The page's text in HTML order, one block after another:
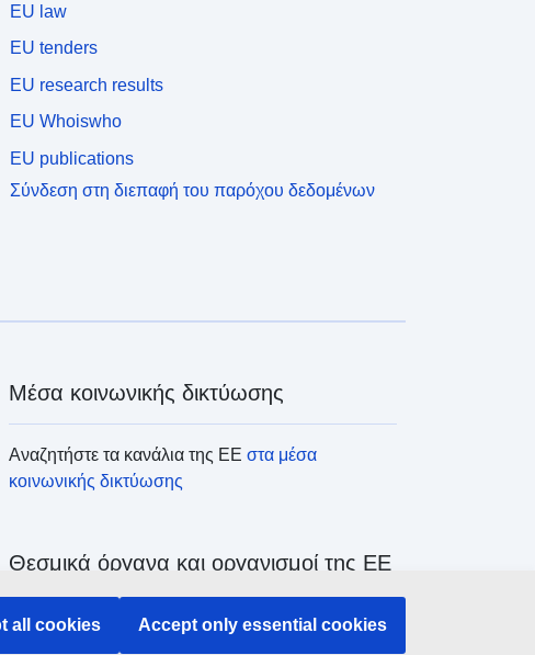
EU law
EU tenders
EU research results
EU Whoiswho
EU publications
Σύνδεση στη διεπαφή του παρόχου δεδομένων
Μέσα κοινωνικής δικτύωσης
Αναζητήστε τα κανάλια της ΕΕστα μέσα
κοινωνικής δικτύωσης
Θεσμικά όργανα και οργανισμοί της ΕΕ
Αναζήτηση όλων των θεσμικών και λοιπών
οργάνων και οργανισμών της ΕΕ
all cookies Accept only essential cookies